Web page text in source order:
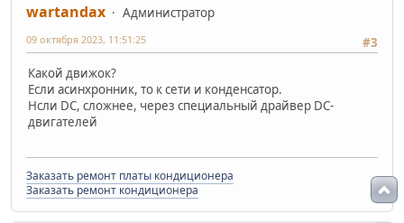
wartandax
Администратор
#3
09 октября 2023, 11:51:25
Какой движок?
Если асинхронник, то к сети и конденсатор.
Нсли DC, сложнее, через специальный драйвер DC-
двигателей
Заказать ремонт платы кондиционера
Заказать ремонт кондиционера